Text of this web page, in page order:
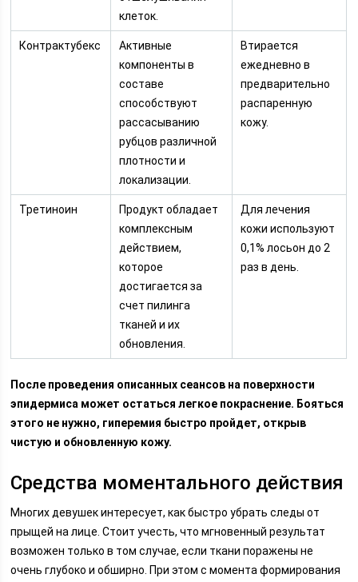
клеток.
Контрактубекс
Активные
компоненты в
составе
способствуют
рассасыванию
рубцов различной
плотности и
локализации.
Втирается
ежедневно в
предварительно
распаренную
кожу.
Третиноин
Продукт обладает
комплексным
действием,
которое
достигается за
счет пилинга
тканей и их
обновления.
Для лечения
кожи используют
0,1% лосьон до 2
раз в день.
После проведения описанных сеансов на поверхности
эпидермиса может остаться легкое покраснение. Бояться
этого не нужно, гиперемия быстро пройдет, открыв
чистую и обновленную кожу.
Средства моментального действия
Многих девушек интересует, как быстро убрать следы от
прыщей на лице. Стоит учесть, что мгновенный результат
возможен только в том случае, если ткани поражены не
очень глубоко и обширно. При этом с момента формирования